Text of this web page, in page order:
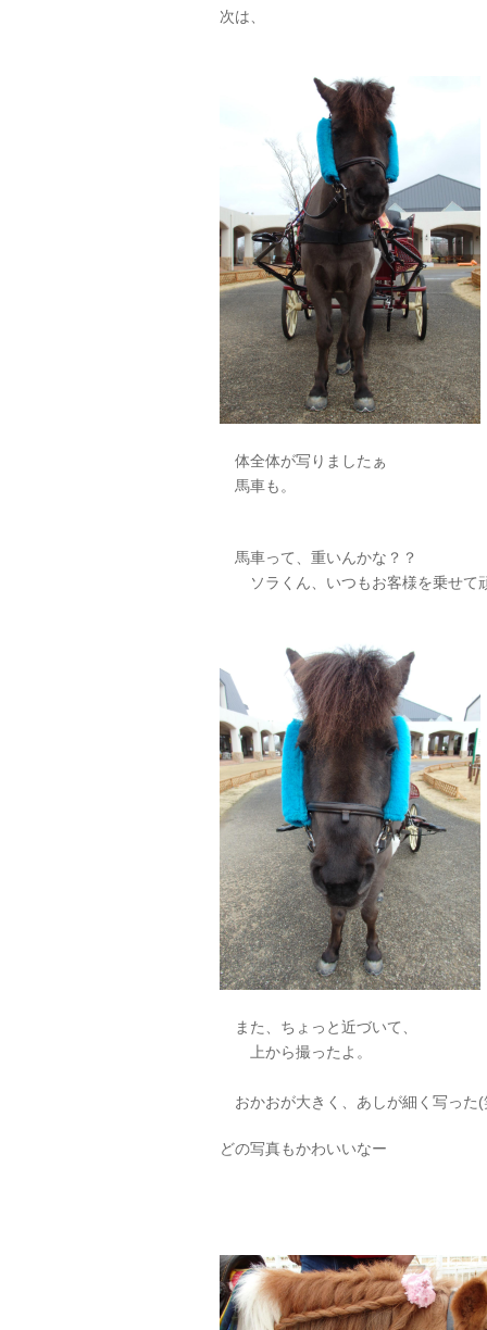
次は、
体全体が写りましたぁ
馬車も。
馬車って、重いんかな？？
ソラくん、いつもお客様を乗せて
また、ちょっと近づいて、
上から撮ったよ。
おかおが大きく、あしが細く写った(
どの写真もかわいいなー